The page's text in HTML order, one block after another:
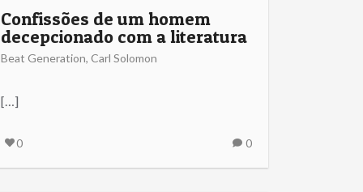
Confissões de um homem
decepcionado com a literatura
Beat Generation, Carl Solomon
[…]
0 0